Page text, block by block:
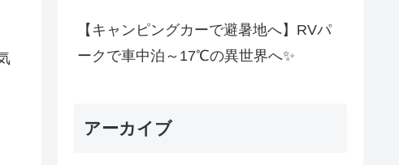
【キャンピングカーで避暑地へ】RVパ
ークで車中泊～17℃の異世界へ✨
アーカイブ